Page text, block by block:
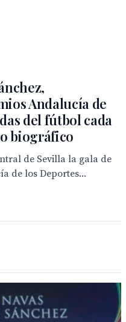
Andalucía de
del fútbol cada
biográfico
de Sevilla la gala de
de los Deportes...